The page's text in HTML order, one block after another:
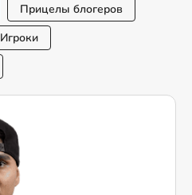
Прицелы блогеров
Игроки